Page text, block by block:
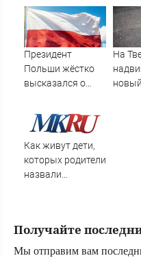
Президент
Польши жёстко
высказался о
идеологии
На
Как живут дети,
которых родители
назвали
Получайте
Мы отправим вам